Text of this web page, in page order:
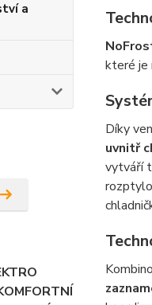
a
které je
Díky
uvnitř
vytváří